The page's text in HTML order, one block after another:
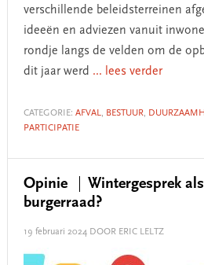
verschillende beleidsterreinen
ideeën en adviezen vanuit
rondje langs de velden om de
dit jaar werd ... lees verder
CATEGORIE: AFVAL, BESTUUR,
PARTICIPATIE
Opinie
Wintergesprek
burgerraad?
19 februari 2024DOOR ERIC LELTZ